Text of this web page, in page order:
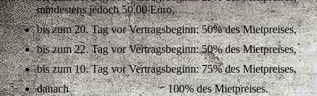
mindestens jedoch 50,00 Euro,
bis zum 20. Tag vor Vertragsbeginn: 50% des Mietpreises,
bis zum 22. Tag vor Vertragsbeginn: 50% des Mietpreises,
bis zum 10. Tag vor Vertragsbeginn: 75% des Mietpreises,
danach 100% des Mietpreises.